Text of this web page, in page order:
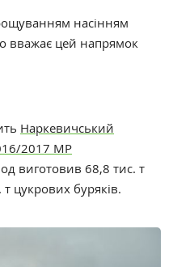
насінням
вважає цей напрямок
Наркевичський
2017 МР
виготовив 68,8 тис. т
цукрових буряків.